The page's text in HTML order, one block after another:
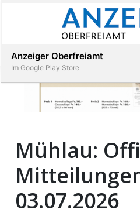
Veranstaltungen
Stellen
Mühlau:
03.07.2026
Anzeiger Oberfreiamt
Im Google Play Store